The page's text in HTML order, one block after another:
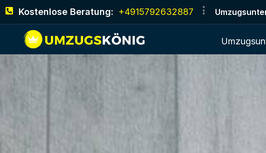
Kostenlose Beratung: +4915792632887